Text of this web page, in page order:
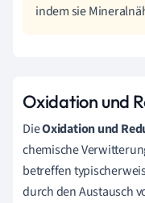
indem sie
Oxidation und
DieOxidation und
chemische
betreffen
durch den Austausch